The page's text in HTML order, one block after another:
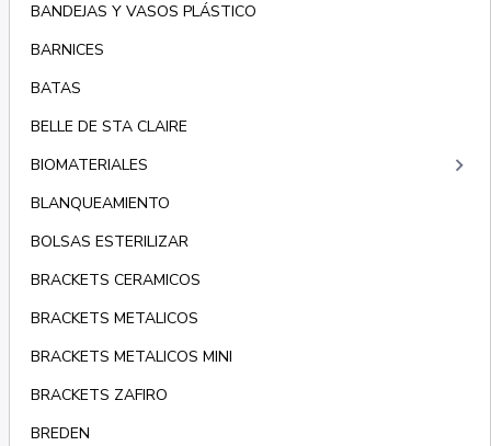
BANDEJAS Y VASOS PLÁSTICO
BARNICES
BATAS
BELLE DE STA CLAIRE
BIOMATERIALES
keyboard_arrow_right
BLANQUEAMIENTO
BOLSAS ESTERILIZAR
BRACKETS CERAMICOS
BRACKETS METALICOS
BRACKETS METALICOS MINI
BRACKETS ZAFIRO
BREDEN